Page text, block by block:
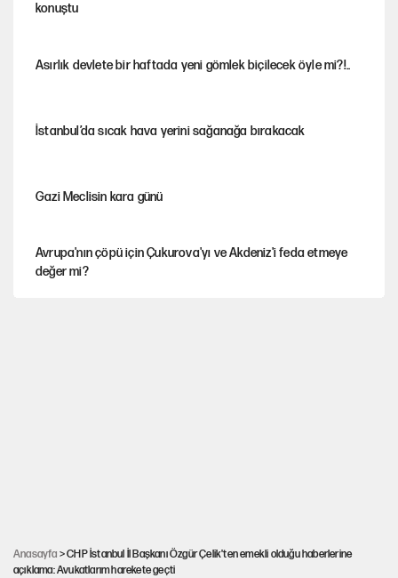
konuştu
Asırlık devlete bir haftada yeni gömlek biçilecek öyle mi?!..
İstanbul’da sıcak hava yerini sağanağa bırakacak
Gazi Meclisin kara günü
Avrupa'nın çöpü için Çukurova'yı ve Akdeniz'i feda etmeye
değer mi?
Anasayfa > CHP İstanbul İl Başkanı Özgür Çelik'ten emekli olduğu haberlerine
açıklama: Avukatlarım harekete geçti